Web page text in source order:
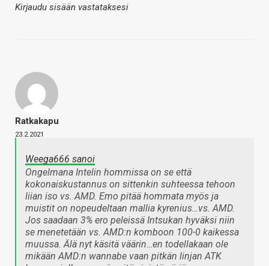
Kirjaudu sisään vastataksesi
Ratkakapu
23.2.2021
Weega666 sanoi
Ongelmana Intelin hommissa on se että
kokonaiskustannus on sittenkin suhteessa tehoon
liian iso vs. AMD. Emo pitää hommata myös ja
muistit on nopeudeltaan mallia kyrenius…vs. AMD.
Jos saadaan 3% ero peleissä Intsukan hyväksi niin
se menetetään vs. AMD:n komboon 100-0 kaikessa
muussa. Älä nyt käsitä väärin…en todellakaan ole
mikään AMD:n wannabe vaan pitkän linjan ATK